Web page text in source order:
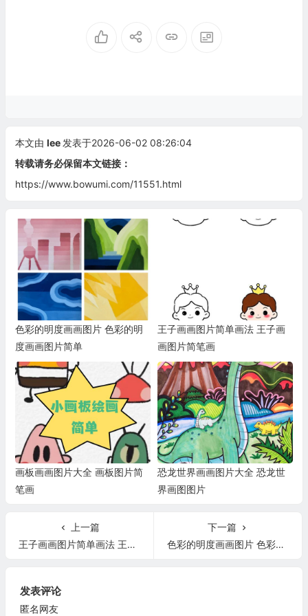
本文由 lee 发表于2026-06-02 08:26:04
转载请务必保留本文链接：
https://www.bowumi.com/11551.html
色彩的明度画画图片 色彩的明
度画画图片简单
王子画画图片简单画法 王子画
画图片简笔画
画板画画图片大全 画板图片简
笔画
恐龙世界画画图片大全 恐龙世
界画图图片
上一篇
王子画画图片简单画法 王子画画图片简笔画
下一篇
色彩的明度画画图片 色彩的明度画画图片简单
发表评论
匿名网友